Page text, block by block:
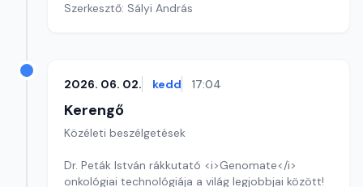
Szerkesztő: Sályi András
2026. 06. 02. kedd 17:04
Kerengő
Közéleti beszélgetések
Dr. Peták István rákkutató <i>Genomate</i>
onkológiai technológiája a világ legjobbjai között!